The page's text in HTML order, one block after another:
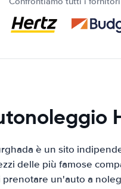
è un sito
delle più famose
prenotare un'auto a